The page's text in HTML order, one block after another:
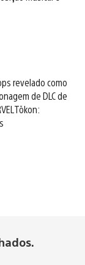
revelado como
de DLC de
Tōkon: